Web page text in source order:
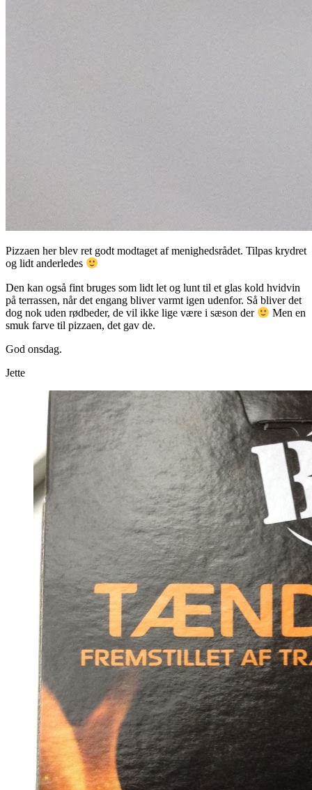
Pizzaen her blev ret godt modtaget af menighedsrådet. Tilpas krydret
og lidt anderledes
Den kan også fint bruges som lidt let og lunt til et glas kold hvidvin
på terrassen, når det engang bliver varmt igen udenfor. Så bliver det
dog nok uden rødbeder, de vil ikke lige være i sæson der
Men en
smuk farve til pizzaen, det gav de.
God onsdag.
Jette